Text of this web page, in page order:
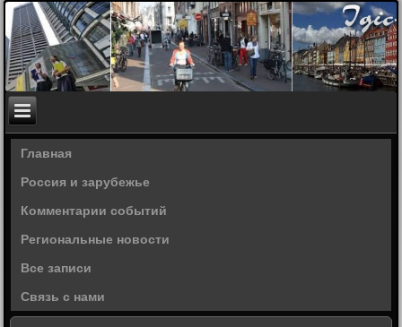
Главная
Россия и зарубежье
Комментарии событий
Региональные новости
Все записи
Связь с нами